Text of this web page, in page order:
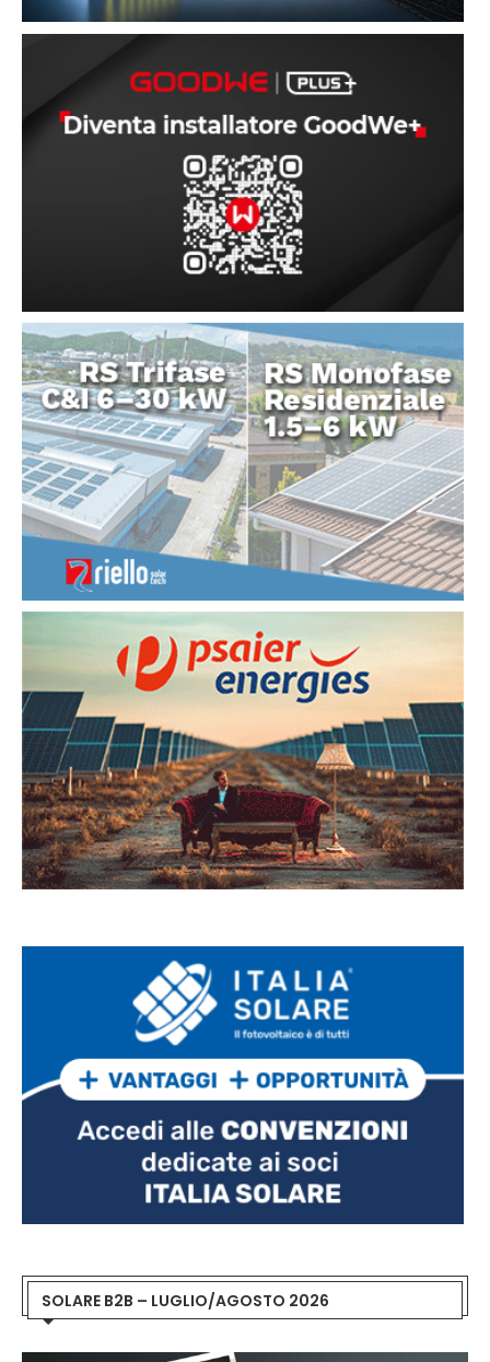
SOLARE B2B – LUGLIO/AGOSTO 2026